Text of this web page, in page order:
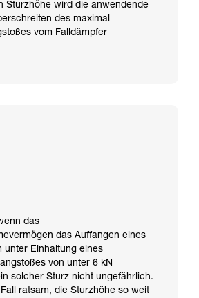
Sturzhöhe wird die anwendende
des maximal
vom Falldämpfer
das
das Auffangen eines
unter Einhaltung eines
von unter 6 kN
solcher Sturz nicht ungefährlich.
ratsam, die Sturzhöhe so weit